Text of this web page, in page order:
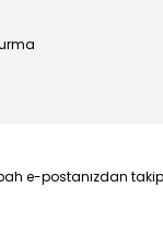
e-postanızdan